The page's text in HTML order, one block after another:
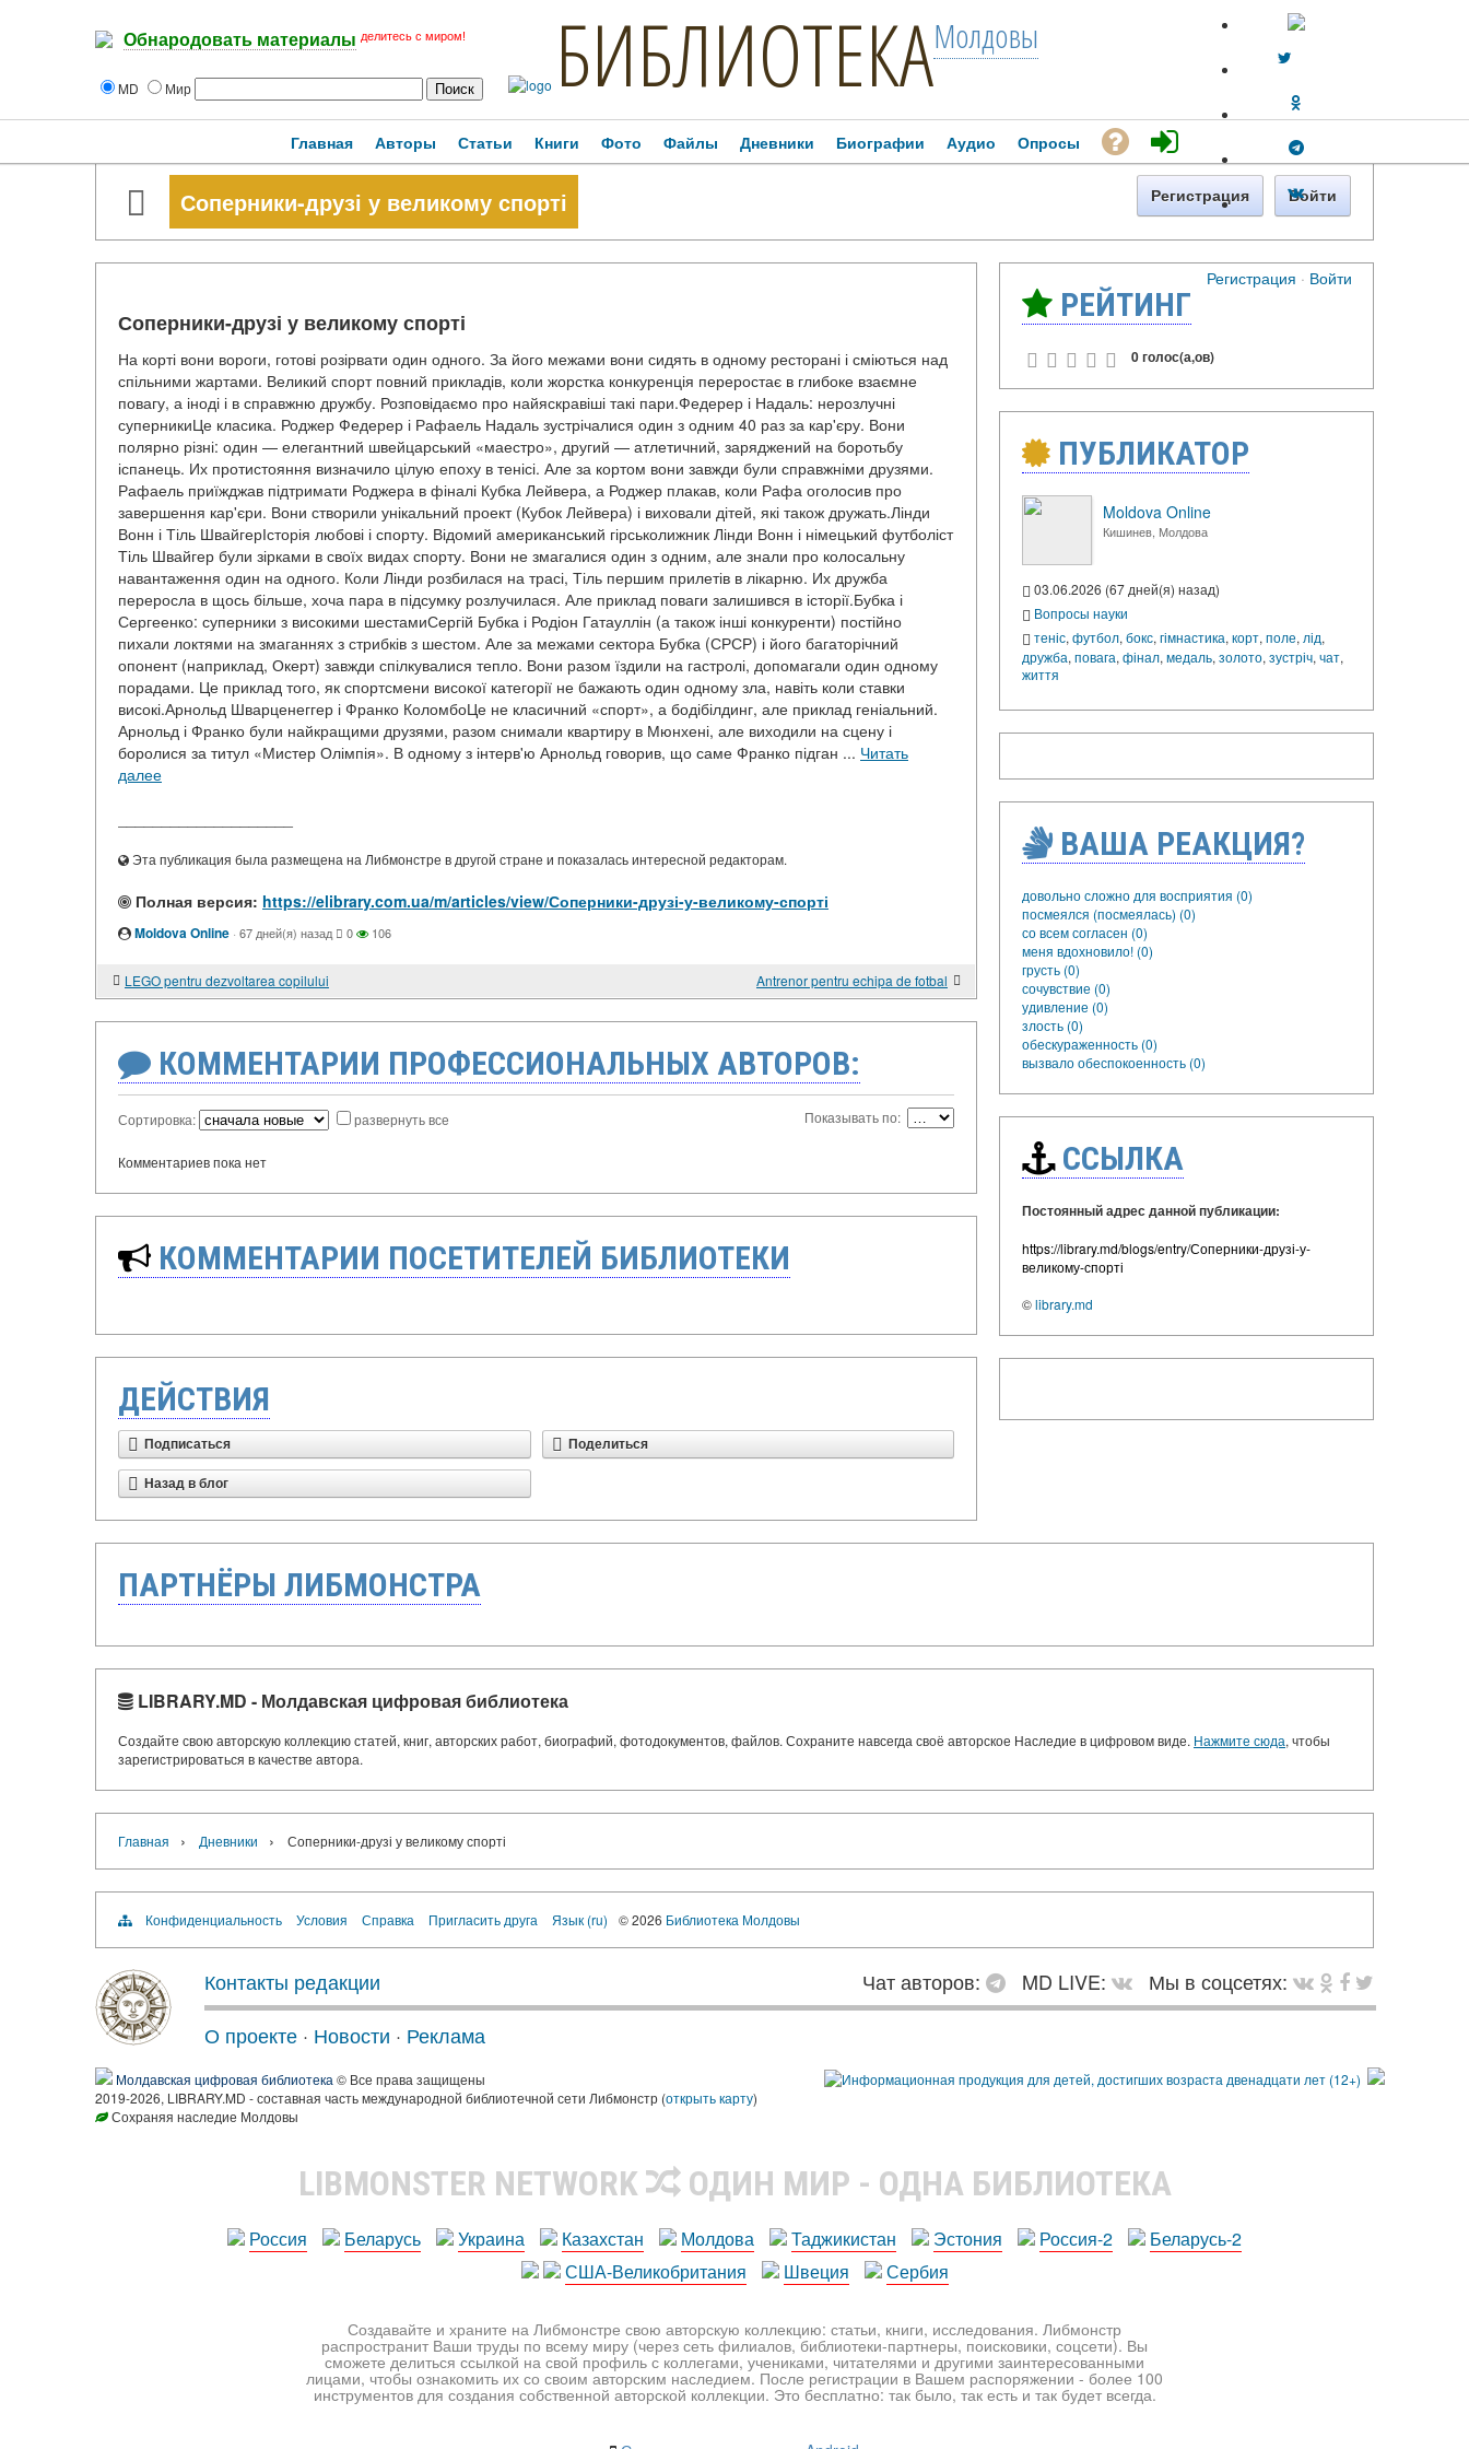
Обнародовать материалы делитесь с миром!
MD Мир БИБЛИОТЕКАМолдовы
Регистрация · Войти
Главная Авторы Статьи Книги Фото Файлы Дневники Биографии Аудио Опросы
Соперники-друзі у великому спорті Регистрация Войти
Соперники-друзі у великому спорті
На корті вони вороги, готові розірвати один одного. За його межами вони сидять в одному ресторані і сміються над
спільними жартами. Великий спорт повний прикладів, коли жорстка конкуренція переростає в глибоке взаємне
повагу, а іноді і в справжню дружбу. Розповідаємо про найяскравіші такі пари.Федерер і Надаль: нерозлучні
суперникиЦе класика. Роджер Федерер і Рафаель Надаль зустрічалися один з одним 40 раз за кар'єру. Вони
полярно різні: один — елегантний швейцарський «маестро», другий — атлетичний, заряджений на боротьбу
іспанець. Их протистояння визначило цілую епоху в тенісі. Але за кортом вони завжди були справжніми друзями.
Рафаель приїжджав підтримати Роджера в фіналі Кубка Лейвера, а Роджер плакав, коли Рафа оголосив про
завершення кар'єри. Вони створили унікальний проект (Кубок Лейвера) і виховали дітей, які також дружать.Лінди
Вонн і Тіль ШвайгерІсторія любові і спорту. Відомий американський гірськолижник Лінди Вонн і німецький футболіст
Тіль Швайгер були зірками в своїх видах спорту. Вони не змагалися один з одним, але знали про колосальну
навантаження один на одного. Коли Лінди розбилася на трасі, Тіль першим прилетів в лікарню. Их дружба
переросла в щось більше, хоча пара в підсумку розлучилася. Але приклад поваги залишився в історії.Бубка і
Сергеенко: суперники з високими шестамиСергій Бубка і Родіон Гатауллін (а також інші конкуренти) постійно
пихали локтями на змаганнях з стрибків з шестом. Але за межами сектора Бубка (СРСР) і його багаторічний
опонент (наприклад, Окерт) завжди спілкувалися тепло. Вони разом їздили на гастролі, допомагали один одному
порадами. Це приклад того, як спортсмени високої категорії не бажають один одному зла, навіть коли ставки
високі.Арнольд Шварценеггер і Франко КоломбоЦе не класичний «спорт», а бодібілдинг, але приклад геніальний.
Арнольд і Франко були найкращими друзями, разом снимали квартиру в Мюнхені, але виходили на сцену і
боролися за титул «Мистер Олімпія». В одному з інтерв'ю Арнольд говорив, що саме Франко підган ... Читать
далее
Эта публикация была размещена на Либмонстре в другой стране и показалась интересной редакторам.
Полная версия: https://elibrary.com.ua/m/articles/view/Соперники-друзі-у-великому-спорті
Moldova Online · 67 дней(я) назад 0 106
LEGO pentru dezvoltarea copilului Antrenor pentru echipa de fotbal
КОММЕНТАРИИ ПРОФЕССИОНАЛЬНЫХ АВТОРОВ:
Сортировка: развернуть все Показывать по:
Комментариев пока нет
КОММЕНТАРИИ ПОСЕТИТЕЛЕЙ БИБЛИОТЕКИ
ДЕЙСТВИЯ
Подписаться Поделиться
Назад в блог
РЕЙТИНГ
0 голос(а,ов)
ПУБЛИКАТОР
Moldova Online
Кишинев, Молдова
03.06.2026 (67 дней(я) назад)
Вопросы науки
теніс, футбол, бокс, гімнастика, корт, поле, лід,
дружба, повага, фінал, медаль, золото, зустріч, чат,
життя
ВАША РЕАКЦИЯ?
довольно сложно для восприятия (0)
посмеялся (посмеялась) (0)
со всем согласен (0)
меня вдохновило! (0)
грусть (0)
сочувствие (0)
удивление (0)
злость (0)
обескураженность (0)
вызвало обеспокоенность (0)
ССЫЛКА
Постоянный адрес данной публикации:
https://library.md/blogs/entry/Соперники-друзі-у-
великому-спорті
©library.md
ПАРТНЁРЫ ЛИБМОНСТРА
LIBRARY.MD - Молдавская цифровая библиотека
Создайте свою авторскую коллекцию статей, книг, авторских работ, биографий, фотодокументов, файлов. Сохраните навсегда своё авторское Наследие в цифровом виде. Нажмите сюда, чтобы
зарегистрироваться в качестве автора.
Главная › Дневники › Соперники-друзі у великому спорті
Конфиденциальность Условия Справка Пригласить друга Язык (ru) © 2026 Библиотека Молдовы
Контакты редакции Чат авторов: MD LIVE:
Мы в соцсетях:
О проекте · Новости · Реклама
Молдавская цифровая библиотека © Все права защищены
2019-2026, LIBRARY.MD - составная часть международной библиотечной сети Либмонстр (открыть карту)
Сохраняя наследие Молдовы
LIBMONSTER NETWORK ОДИН МИР - ОДНА БИБЛИОТЕКА
Россия Беларусь Украина Казахстан Молдова Таджикистан Эстония Россия-2
Беларусь-2
США-Великобритания
Швеция Сербия
Создавайте и храните на Либмонстре свою авторскую коллекцию: статьи, книги, исследования. Либмонстр
распространит Ваши труды по всему миру (через сеть филиалов, библиотеки-партнеры, поисковики, соцсети). Вы
сможете делиться ссылкой на свой профиль с коллегами, учениками, читателями и другими заинтересованными
лицами, чтобы ознакомить их со своим авторским наследием. После регистрации в Вашем распоряжении - более 100
инструментов для создания собственной авторской коллекции. Это бесплатно: так было, так есть и так будет всегда.